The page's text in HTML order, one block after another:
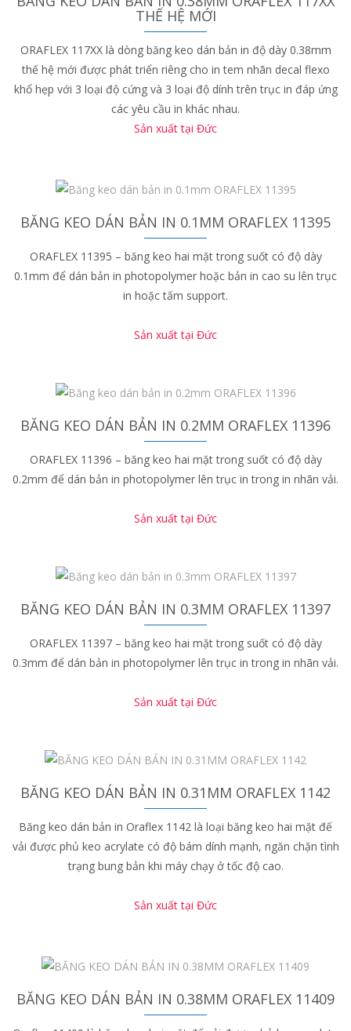
THẾ HỆ MỚI
ORAFLEX 117XX là dòng băng keo dán bản in độ dày 0.38mm
thế hệ mới được phát triển riêng cho in tem nhãn decal flexo
khổ hẹp với 3 loại độ cứng và 3 loại độ dính trên trục in đáp ứng
các yêu cầu in khác nhau.
Sản xuất tại Đức
BĂNG KEO DÁN BẢN IN 0.1MM ORAFLEX 11395
ORAFLEX 11395 – băng keo hai mặt trong suốt có độ dày
0.1mm để dán bản in photopolymer hoặc bản in cao su lên trục
in hoặc tấm support.
Sản xuất tại Đức
BĂNG KEO DÁN BẢN IN 0.2MM ORAFLEX 11396
ORAFLEX 11396 – băng keo hai mặt trong suốt có độ dày
0.2mm để dán bản in photopolymer lên trục in trong in nhãn vải.
Sản xuất tại Đức
BĂNG KEO DÁN BẢN IN 0.3MM ORAFLEX 11397
ORAFLEX 11397 – băng keo hai mặt trong suốt có độ dày
0.3mm để dán bản in photopolymer lên trục in trong in nhãn vải.
Sản xuất tại Đức
BĂNG KEO DÁN BẢN IN 0.31MM ORAFLEX 1142
Băng keo dán bản in Oraflex 1142 là loại băng keo hai mặt đế
vải được phủ keo acrylate có độ bám dính mạnh, ngăn chặn tình
trạng bung bản khi máy chạy ở tốc độ cao.
Sản xuất tại Đức
BĂNG KEO DÁN BẢN IN 0.38MM ORAFLEX 11409